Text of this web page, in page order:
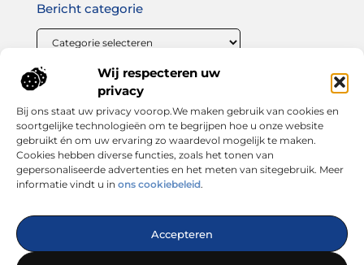
Wij respecteren uw
privacy
Bij ons staat uw privacy voorop.We maken gebruik van cookies en
soortgelijke technologieën om te begrijpen hoe u onze website
gebruikt én om uw ervaring zo waardevol mogelijk te maken.
Cookies hebben diverse functies, zoals het tonen van
gepersonaliseerde advertenties en het meten van sitegebruik. Meer
informatie vindt u in ons cookiebeleid.
Accepteren
Dé plek voor inspiratie, tips en trends
— Laat je verrassen door inspirerende blogs, handige
adviezen en interessante artikelen. Alles wat je zoekt op één
Onze informatie
Bericht categorie